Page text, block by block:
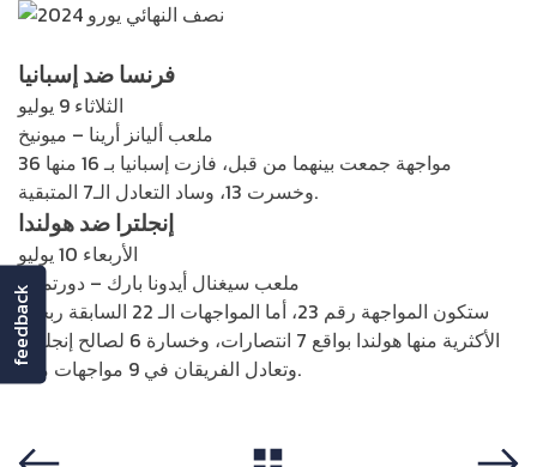
فرنسا ضد إسبانيا
الثلاثاء 9 يوليو
ملعب أليانز أرينا – ميونيخ
36 مواجهة جمعت بينهما من قبل، فازت إسبانيا بـ 16 منها
وخسرت 13، وساد التعادل الـ7 المتبقية.
إنجلترا ضد هولندا
الأربعاء 10 يوليو
ملعب سيغنال أيدونا بارك – دورتموند
ستكون المواجهة رقم 23، أما المواجهات الـ 22 السابقة ربحت
الأكثرية منها هولندا بواقع 7 انتصارات، وخسارة 6 لصالح إنجلترا،
وتعادل الفريقان في 9 مواجهات منها.
feedback